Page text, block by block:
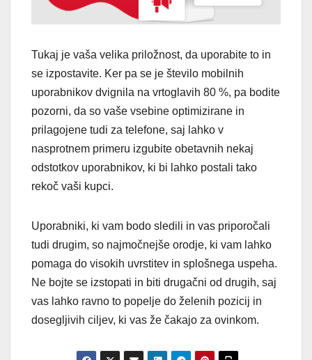
Tukaj je vaša velika priložnost, da uporabite to in
se izpostavite. Ker pa se je število mobilnih
uporabnikov dvignila na vrtoglavih 80 %, pa bodite
pozorni, da so vaše vsebine optimizirane in
prilagojene tudi za telefone, saj lahko v
nasprotnem primeru izgubite obetavnih nekaj
odstotkov uporabnikov, ki bi lahko postali tako
rekoč vaši kupci.
Uporabniki, ki vam bodo sledili in vas priporočali
tudi drugim, so najmočnejše orodje, ki vam lahko
pomaga do visokih uvrstitev in splošnega uspeha.
Ne bojte se izstopati in biti drugačni od drugih, saj
vas lahko ravno to popelje do želenih pozicij in
dosegljivih ciljev, ki vas že čakajo za ovinkom.